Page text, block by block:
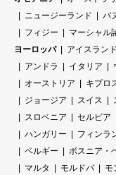
ニュージーランド
バ
フィジー
マーシャル
ヨーロッパ
アイスランド
アンドラ
イタリア
オーストリア
キプロ
ジョージア
スイス
スロベニア
セルビア
ハンガリー
フィンラ
ベルギー
ボスニア・
マルタ
モルドバ モ